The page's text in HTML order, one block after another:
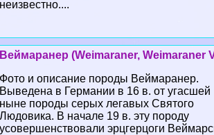
неизвестно....
Веймаранер (Weimaraner, Weimaraner
Фото и описание породы Веймаранер.
Выведена в Германии в 16 в. от угасшей
ныне породы серых легавых Святого
Людовика. В начале 19 в. эту породу
усовершенствовали эрцгерцоги